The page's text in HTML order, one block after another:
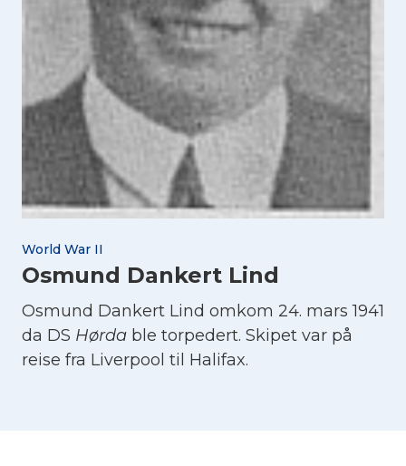
World War II
Osmund Dankert Lind
Osmund Dankert Lind omkom 24. mars 1941
da DS Hørda ble torpedert. Skipet var på
reise fra Liverpool til Halifax.